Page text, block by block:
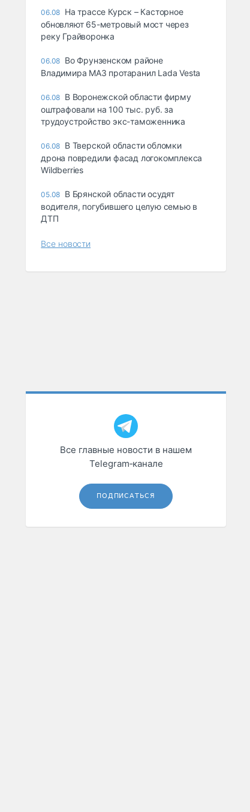
06.08 На трассе Курск – Касторное
обновляют 65-метровый мост через
реку Грайворонка
06.08 Во Фрунзенском районе
Владимира МАЗ протаранил Lada Vesta
06.08 В Воронежской области фирму
оштрафовали на 100 тыс. руб. за
трудоустройство экс-таможенника
06.08 В Тверской области обломки
дрона повредили фасад логокомплекса
Wildberries
05.08 В Брянской области осудят
водителя, погубившего целую семью в
ДТП
Все новости
Все главные новости в нашем
Telegram‑канале
ПОДПИСАТЬСЯ